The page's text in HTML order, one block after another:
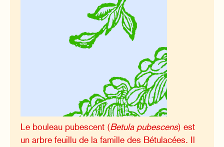
Le bouleau pubescent (Betula pubescens) est
un arbre feuillu de la famille des Bétulacées. Il